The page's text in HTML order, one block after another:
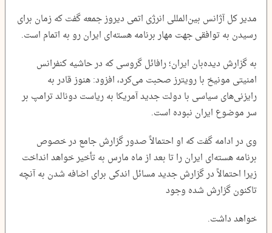
مدیر کل آژانس بین‌المللی انرژی اتمی دیروز جمعه گفت که زمان برای
رسیدن به توافقی جهت مهار برنامه هسته‌ای ایران رو به اتمام است.
به گزارش دیده‌بان ایران؛ رافائل گروسی که در حاشیه کنفرانس
امنیتی مونیخ با رویترز صحبت می‌کرد، افزود: هنوز قادر به
رایزنی‌های سیاسی با دولت جدید آمریکا به ریاست دونالد ترامپ بر
سر موضوع ایران نبوده است.
وی در ادامه گفت که او احتمالاً صدور گزارش جامع در خصوص
برنامه هسته‌ای ایران را تا بعد از ماه مارس به تأخیر خواهد انداخت
زیرا احتمالاً در گزارش جدید مسائل اندکی برای اضافه شدن به آنچه
تاکنون گزارش شده وجود
خواهد داشت.